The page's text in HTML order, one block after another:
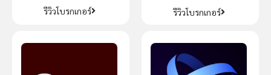
รีวิวโบรกเกอร์ รีวิวโบรกเกอร์